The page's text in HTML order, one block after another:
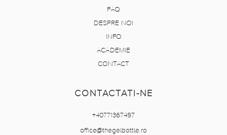
FAQ
DESPRE NOI
INFO
ACADEMIE
CONTACT
CONTACTATI-NE
+40771367497
office@thegelbottle.ro